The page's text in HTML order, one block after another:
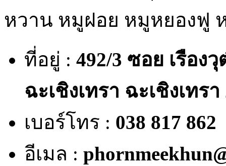
หวาน หมูฝอย หมูหยองฟู
ที่อยู่ : 492/3 ซอย เรือง
ฉะเชิงเทรา ฉะเชิงเทรา
เบอร์โทร : 038 817 862
อีเมล :